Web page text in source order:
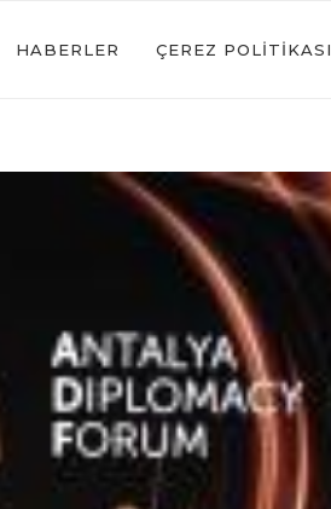
HABERLER ÇEREZ POLITIKASI